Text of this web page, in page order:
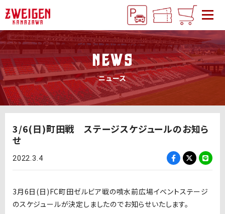
NEWS
ニュース
3/6(日)町田戦 ステージスケジュールのお知ら
せ
2022.3.4
3月6日(日)FC町田ゼルビア戦の噴水前広場イベントステージ
のスケジュールが決定しましたのでお知らせいたします。